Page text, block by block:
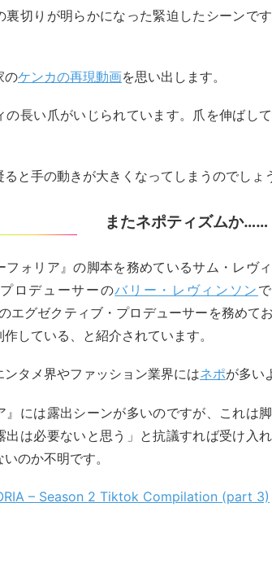
裏切りが明らかになった緊迫したシーンで
のケンカの再現動画を思い出します。
の長い爪がいじられています。爪を伸ばし
ると手の動きが大きくなってしまうのでしょ
またネポティズムか……
フォリア』の脚本を務めているサム・レヴ
ロデューサーのバリー・レヴィンソン
エグゼクティブ・プロデューサーを務めて
している、と紹介されています。
タメ界やファッション業界にはネポが多い
』には露出シーンが多いのですが、これは
出は必要ないと思う」と抗議すれば受け入
のか不明です。
– Season 2 Tiktok Compilation (part 3)